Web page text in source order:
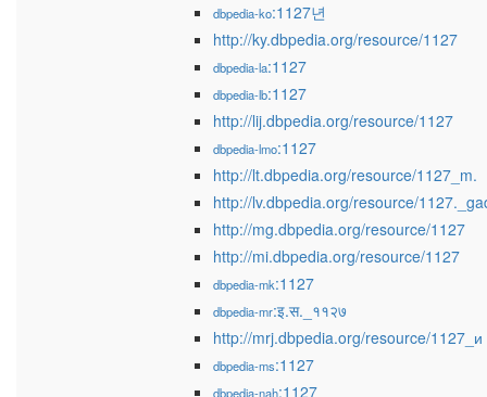
dbpedia-ko:1127년
http://ky.dbpedia.org/resource/1127
dbpedia-la:1127
dbpedia-lb:1127
http://lij.dbpedia.org/resource/1127
dbpedia-lmo:1127
http://lt.dbpedia.org/resource/1127_m.
http://lv.dbpedia.org/resource/
http://mg.dbpedia.org/resource/1127
http://mi.dbpedia.org/resource/1127
dbpedia-mk:1127
dbpedia-mr:इ.स._११२७
http://mrj.dbpedia.org/resource/1127_и
dbpedia-ms:1127
dbpedia-nah:1127